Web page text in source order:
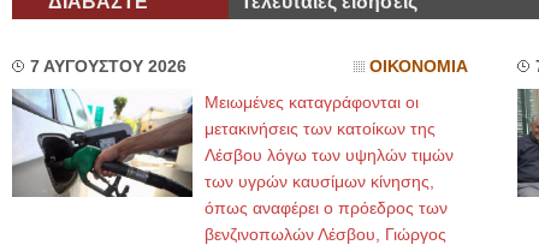
7 ΑΥΓΟΥΣΤΟΥ 2026 ΟΙΚΟΝΟΜΙΑ
Μειωμένες καταγράφονται οι
μετακινήσεις των κατοίκων της
Λέσβου λόγω των υψηλών τιμών
των υγρών καυσίμων κίνησης,
όπως αναφέρει ο πρόεδρος των
βενζινοπωλών Λέσβου, Γιώργος